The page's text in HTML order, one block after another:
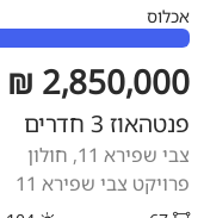
אכלוס
2,850,000 ₪
פנטהאוז 3 חדרים
צבי שפירא 11, חולון
פרויקט צבי שפירא 11